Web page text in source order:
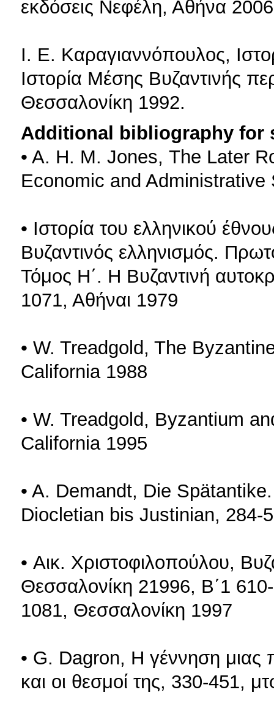
εκδόσεις Νεφέλη, Αθήνα
Ι. Ε. Καραγιαννόπουλος,
Ιστορία Μέσης Βυζαντινής
Θεσσαλονίκη 1992.
Additional bibliography for
• A. H. M. Jones, Τhe Later
Economic and Administrative
• Ιστορία του ελληνικού
Βυζαντινός ελληνισμός.
Τόμος Η΄. Η Βυζαντινή
1071, Αθήναι 1979
• W. Treadgold, The
California 1988
• W. Treadgold, Byzantium
California 1995
• A. Demandt, Die
Diocletian bis Justinian, 284-
• Αικ. Χριστοφιλοπούλου,
Θεσσαλονίκη 21996, Β΄1
1081, Θεσσαλονίκη 1997
• G. Dagron, Η γέννηση
και οι θεσμοί της, 330-451,